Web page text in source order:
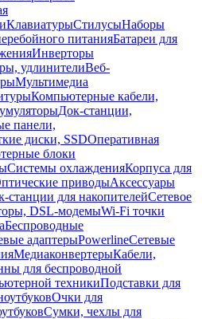
КлавиатурыСтилусыНаборы
питанияБатареи для
Инверторы
удлинителиВеб-
Мультимедиа
Компьютерные кабели,
Док-станции,
панели,
диски, SSDОперативная
блоки
Системы охлажденияКорпуса для
приводыАксессуары
станции для накопителейСетевое
DSL-модемыWi-Fi точки
Беспроводные
адаптерыPowerlineСетевые
МедиаконвертерыКабели,
для беспроводной
техникиПодставки для
Очки для
Сумки, чехлы для